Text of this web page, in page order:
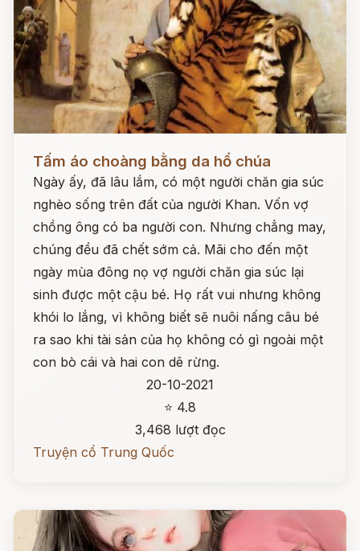
Đọc ngay
Tấm áo choàng bằng da hổ chúa
Ngày ấy, đã lâu lắm, có một người chăn gia súc
nghèo sống trên đất của người Khan. Vốn vợ
chồng ông có ba người con. Nhưng chẳng may,
chúng đều đã chết sớm cả. Mãi cho đến một
ngày mùa đông nọ vợ người chăn gia súc lại
sinh được một cậu bé. Họ rất vui nhưng không
khói lo lắng, vì không biết sẽ nuôi nấng câu bé
ra sao khi tài sản của họ không có gì ngoài một
con bò cái và hai con dê rừng.
20-10-2021
⭐ 4.8
3,468 lượt đọc
Truyện cổ Trung Quốc